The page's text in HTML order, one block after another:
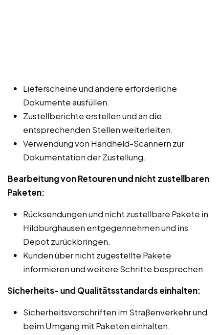
Lieferscheine und andere erforderliche
Dokumente ausfüllen.
Zustellberichte erstellen und an die
entsprechenden Stellen weiterleiten.
Verwendung von Handheld-Scannern zur
Dokumentation der Zustellung.
Bearbeitung von Retouren und nicht zustellbaren
Paketen:
Rücksendungen und nicht zustellbare Pakete in
Hildburghausen entgegennehmen und ins
Depot zurückbringen.
Kunden über nicht zugestellte Pakete
informieren und weitere Schritte besprechen.
Sicherheits- und Qualitätsstandards einhalten:
Sicherheitsvorschriften im Straßenverkehr und
beim Umgang mit Paketen einhalten.